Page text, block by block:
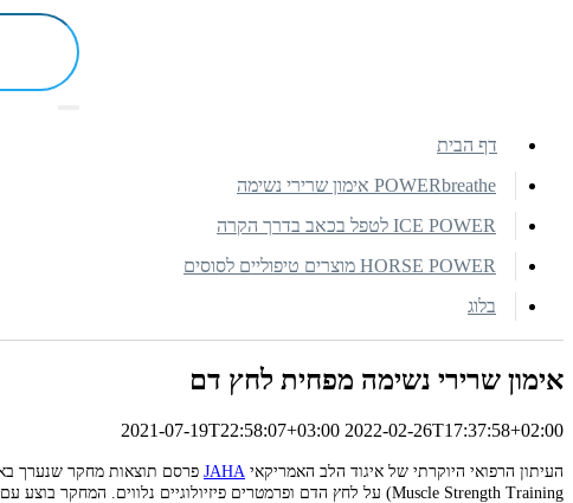
דף הבית
POWERbreathe אימון שרירי נשימה
ICE POWER לטפל בכאב בדרך הקרה
HORSE POWER מוצרים טיפוליים לסוסים
בלוג
אימון שרירי נשימה מפחית לחץ דם
2021-07-19T22:58:07+03:00 2022-02-26T17:37:58+02:00
העיתון הרפואי היוקרתי של איגוד הלב האמריקאי JAHA
Muscle Strength Training) על לחץ הדם ופרמטרים פיזיולוגיים נלווים. המחקר בוצע עם